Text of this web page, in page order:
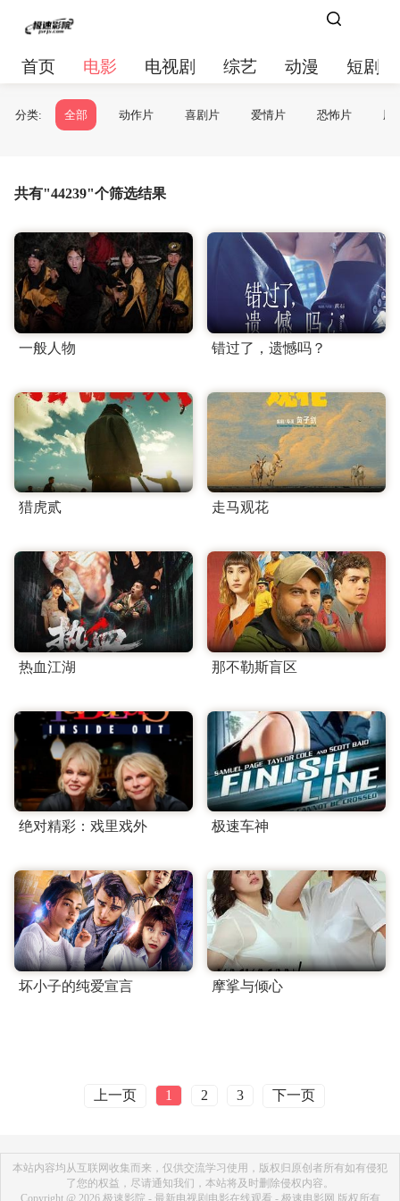
首页 电影 电视剧 综艺 动漫 短剧
分类: 全部 动作片 喜剧片 爱情片 恐怖片 剧
共有"44239"个筛选结果
一般人物 错过了，遗憾吗？
猎虎贰 走马观花
热血江湖 那不勒斯盲区
绝对精彩：戏里戏外 极速车神
坏小子的纯爱宣言 摩挲与倾心
上一页 1 2 3 下一页
本站内容均从互联网收集而来，仅供交流学习使用，版权归原创者所有如有侵犯
了您的权益，尽请通知我们，本站将及时删除侵权内容。